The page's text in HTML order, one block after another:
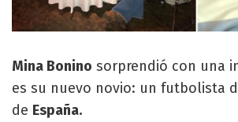
Mina Bonino sorprendió con una
es su nuevo novio: un futbolista
de España.